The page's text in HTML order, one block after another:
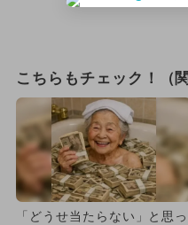
こちらもチェック！（
「どうせ当たらない」と思っ